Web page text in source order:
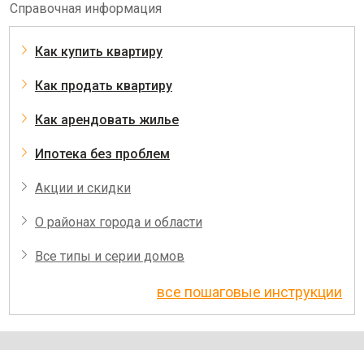
Справочная информация
Как купить квартиру
Как продать квартиру
Как арендовать жилье
Ипотека без проблем
Акции и скидки
О районах города и области
Все типы и серии домов
все пошаговые инструкции